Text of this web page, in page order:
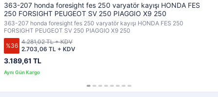
363-207 honda foresight fes 250 varyatör kayışı HONDA FES
250 FORSIGHT PEUGEOT SV 250 PIAGGIO X9 250
363-207 honda foresight fes 250 varyatör kayışı HONDA FES 250
FORSIGHT PEUGEOT SV 250 PIAGGIO X9 250
%36
3.189,61 TL
2.703,06 TL + KDV
4.281,02 TL + KDV